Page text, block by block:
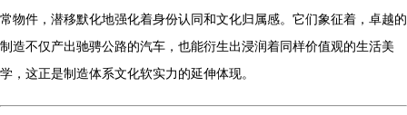
常物件，潜移默化地强化着身份认同和文化归属感。它们象征着，卓越的
制造不仅产出驰骋公路的汽车，也能衍生出浸润着同样价值观的生活美
学，这正是制造体系文化软实力的延伸体现。